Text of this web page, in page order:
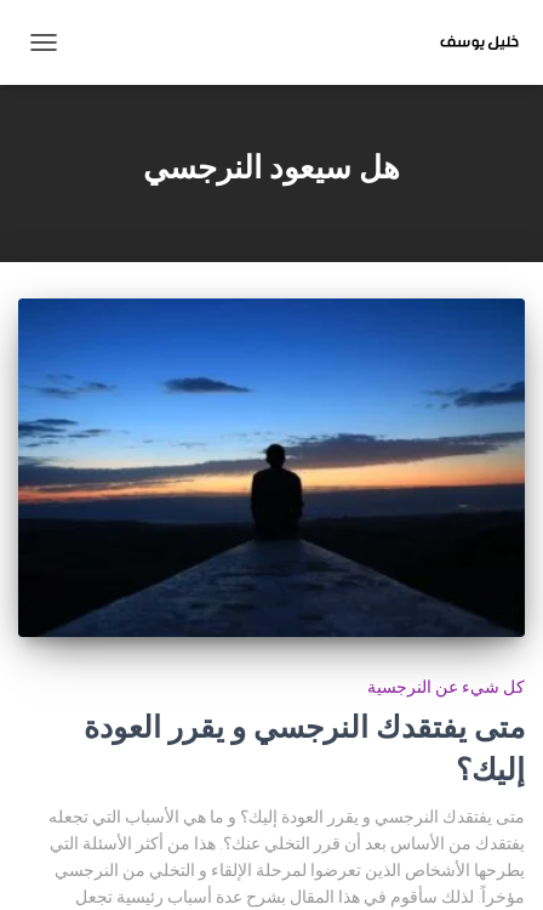
التنقل
هل سيعود النرجسي
كل شيء عن النرجسية
متى يفتقدك النرجسي و يقرر العودة
إليك؟
متى يفتقدك النرجسي و يقرر العودة إليك؟ و ما هي الأسباب التي تجعله
يفتقدك من الأساس بعد أن قرر التخلي عنك؟. هذا من أكثر الأسئلة التي
يطرحها الأشخاص الذين تعرضوا لمرحلة الإلقاء و التخلي من النرجسي
مؤخراً. لذلك سأقوم في هذا المقال بشرح عدة أسباب رئيسية تجعل